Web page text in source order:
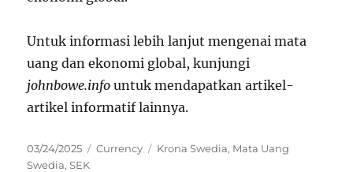
Untuk informasi lebih lanjut mengenai mata
uang dan ekonomi global, kunjungi
johnbowe.info untuk mendapatkan artikel-
artikel informatif lainnya.
Posted
on
03/24/2025 Categories
Currency Tags
Krona Swedia, Mata Uang
Swedia,SEK